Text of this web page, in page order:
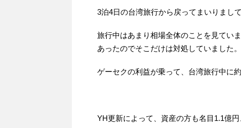
3泊4日の台湾旅行から戻ってまいりまし
旅行中はあまり相場全体のことを見てい
あったのでそこだけは対処していました。
ゲーセクの利益が乗って、台湾旅行中に
YH更新によって、資産の方も名目1.1億